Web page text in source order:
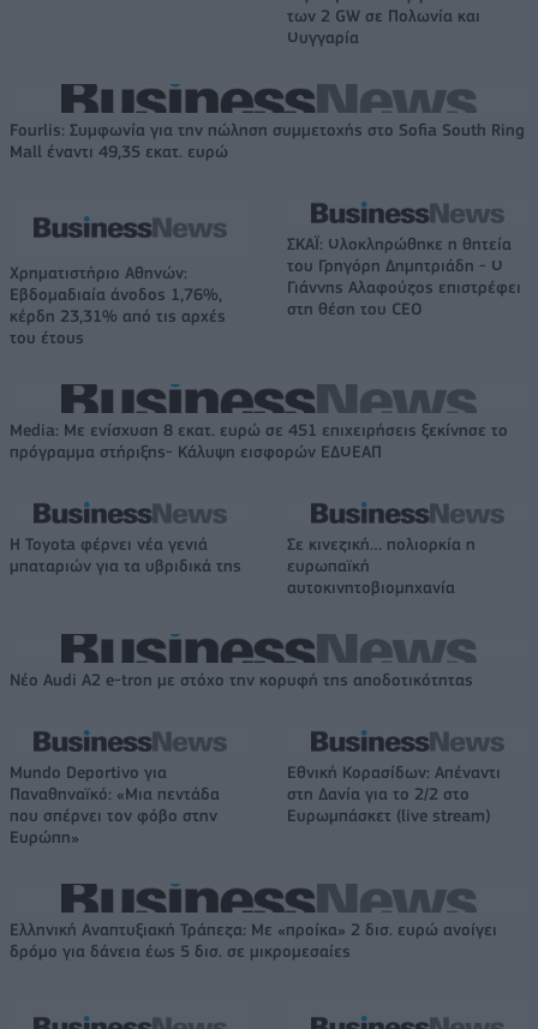
των 2 GW σε Πολωνία και
Ουγγαρία
Fourlis: Συμφωνία για την πώληση συμμετοχής στο Sofia South Ring
Mall έναντι 49,35 εκατ. ευρώ
Χρηματιστήριο Αθηνών:
Εβδομαδιαία άνοδος 1,76%,
κέρδη 23,31% από τις αρχές
του έτους
ΣΚΑΪ: Ολοκληρώθηκε η θητεία
του Γρηγόρη Δημητριάδη - Ο
Γιάννης Αλαφούζος επιστρέφει
στη θέση του CEO
Media: Με ενίσχυση 8 εκατ. ευρώ σε 451 επιχειρήσεις ξεκίνησε το
πρόγραμμα στήριξης- Κάλυψη εισφορών ΕΔΟΕΑΠ
Η Toyota φέρνει νέα γενιά
μπαταριών για τα υβριδικά της
Σε κινεζική… πολιορκία η
ευρωπαϊκή
αυτοκινητοβιομηχανία
Νέο Audi A2 e-tron με στόχο την κορυφή της αποδοτικότητας
Mundo Deportivo για
Παναθηναϊκό: «Μια πεντάδα
που σπέρνει τον φόβο στην
Ευρώπη»
Εθνική Κορασίδων: Απέναντι
στη Δανία για το 2/2 στο
Ευρωμπάσκετ (live stream)
Ελληνική Αναπτυξιακή Τράπεζα: Με «προίκα» 2 δισ. ευρώ ανοίγει
δρόμο για δάνεια έως 5 δισ. σε μικρομεσαίες